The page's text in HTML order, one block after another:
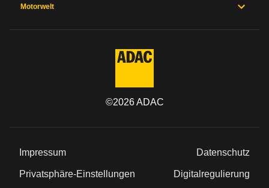
Motorwelt
©2026ADAC
Impressum Datenschutz
Privatsphäre-Einstellungen Digitalregulierung